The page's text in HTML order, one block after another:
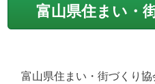
富山県住まい・
富山県住まい・街づくり